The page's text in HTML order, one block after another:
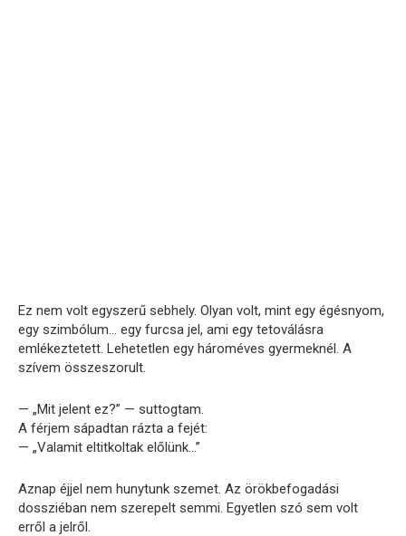
Ez nem volt egyszerű sebhely. Olyan volt, mint egy égésnyom,
egy szimbólum… egy furcsa jel, ami egy tetoválásra
emlékeztetett. Lehetetlen egy hároméves gyermeknél. A
szívem összeszorult.
— „Mit jelent ez?” — suttogtam.
A férjem sápadtan rázta a fejét:
— „Valamit eltitkoltak előlünk…”
Aznap éjjel nem hunytunk szemet. Az örökbefogadási
dossziéban nem szerepelt semmi. Egyetlen szó sem volt
erről a jelről.